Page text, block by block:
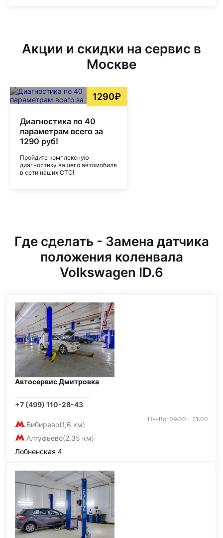
Акции и скидки на сервис в
Москве
1290₽
Диагностика по 40
параметрам всего за
1290 руб!
Пройдите комплексную
диагностику вашего автомобиля
в сети наших СТО!
Где сделать - Замена датчика
положения коленвала
Volkswagen ID.6
Автосервис Дмитровка
+7 (499) 110-28-43
Бибирево(1,6 км)
Алтуфьево(2,35 км)
Пн-Вс: 09:00 - 21:00
Лобненская 4